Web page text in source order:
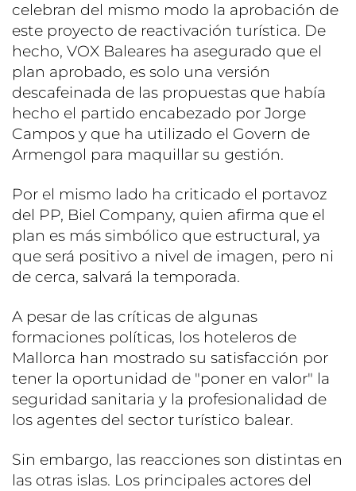
celebran del mismo modo la aprobación de
este proyecto de reactivación turística. De
hecho, VOX Baleares ha asegurado que el
plan aprobado, es solo una versión
descafeinada de las propuestas que había
hecho el partido encabezado por Jorge
Campos y que ha utilizado el Govern de
Armengol para maquillar su gestión.
Por el mismo lado ha criticado el portavoz
del PP, Biel Company, quien afirma que el
plan es más simbólico que estructural, ya
que será positivo a nivel de imagen, pero ni
de cerca, salvará la temporada.
A pesar de las críticas de algunas
formaciones políticas, los hoteleros de
Mallorca han mostrado su satisfacción por
tener la oportunidad de "poner en valor" la
seguridad sanitaria y la profesionalidad de
los agentes del sector turístico balear.
Sin embargo, las reacciones son distintas en
las otras islas. Los principales actores del